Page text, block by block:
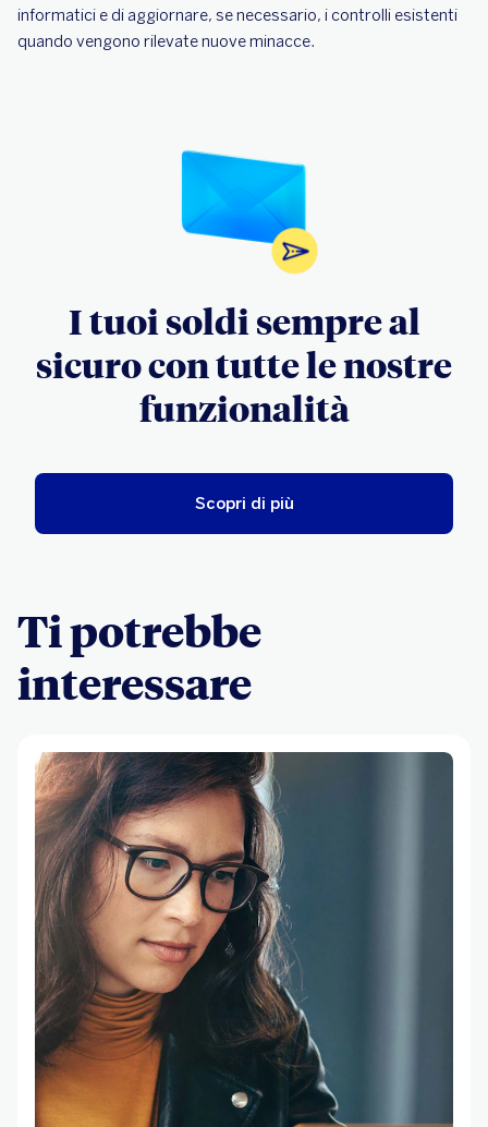
informatici e di aggiornare, se necessario, i controlli esistenti
quando vengono rilevate nuove minacce.
I tuoi soldi sempre al
sicuro con tutte le nostre
funzionalità
Scopri di più
Ti potrebbe
interessare